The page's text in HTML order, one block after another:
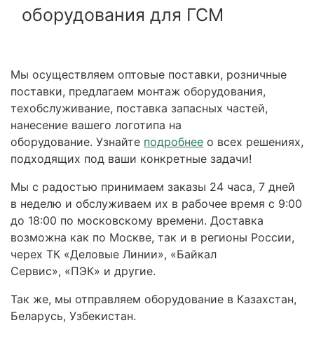
оборудования для ГСМ
Мы осуществляем оптовые поставки, розничные
поставки, предлагаем монтаж оборудования,
техобслуживание, поставка запасных частей,
нанесение вашего логотипа на
оборудование. Узнайте подробнее о всех решениях,
подходящих под ваши конкретные задачи!
Мы с радостью принимаем заказы 24 часа, 7 дней
в неделю и обслуживаем их в рабочее время с 9:00
до 18:00 по московскому времени. Доставка
возможна как по Москве, так и в регионы России,
черех ТК «Деловые Линии», «Байкал
Сервис», «ПЭК» и другие.
Так же, мы отправляем оборудование в Казахстан,
Беларусь, Узбекистан.